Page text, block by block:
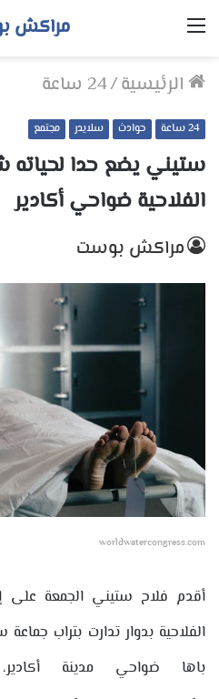
مراكش القائمة
الرئيسية/24 ساعة
24 ساعة حوادث سلايدر مجتمع
ستيني يضع حدا لحياته
الفلاحية ضواحي أكادير
مراكش بوست
worldwatercongress.com
أقدم فلاح ستيني الجمعة على
الفلاحية بدوار تدارت بتراب
باها ضواحي مدينة